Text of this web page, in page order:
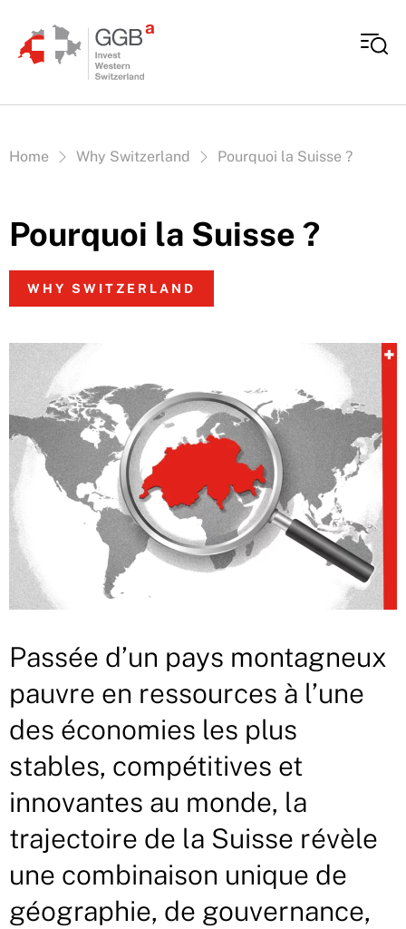
Vous êtes ici:
Home Why Switzerland Pourquoi la Suisse ?
Pourquoi la Suisse ?
WHY SWITZERLAND
Passée d’un pays montagneux
pauvre en ressources à l’une
des économies les plus
stables, compétitives et
innovantes au monde, la
trajectoire de la Suisse révèle
une combinaison unique de
géographie, de gouvernance,